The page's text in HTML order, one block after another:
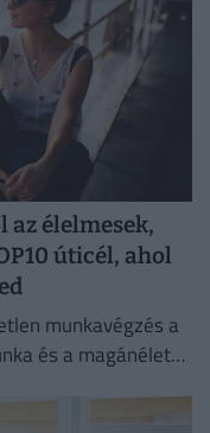
az élelmesek,
úticél, ahol
munkavégzés a
és a magánélet